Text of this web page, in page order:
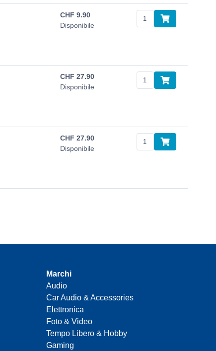
CHF 9.90
Disponibile
CHF 27.90
Disponibile
CHF 27.90
Disponibile
Marchi
Audio
Car Audio & Accessories
Elettronica
Foto & Video
Tempo Libero & Hobby
Gaming